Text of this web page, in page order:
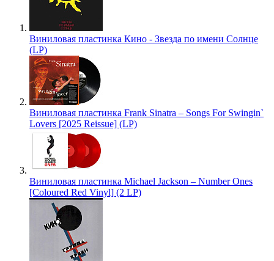
Виниловая пластинка Кино - Звезда по имени Солнце
(LP)
Виниловая пластинка Frank Sinatra – Songs For Swingin`
Lovers [2025 Reissue] (LP)
Виниловая пластинка Michael Jackson – Number Ones
[Coloured Red Vinyl] (2 LP)